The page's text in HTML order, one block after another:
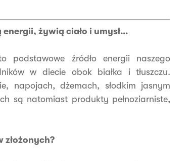
żywią ciało i umysł…
podstawowe źródło energii naszego
w diecie obok białka i tłuszczu.
napojach, dżemach, słodkim jasnym
są natomiast produkty pełnoziarniste,
złożonych?